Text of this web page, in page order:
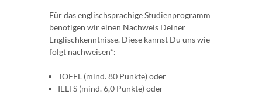
Für das englischsprachige Studienprogramm
benötigen wir einen Nachweis Deiner
Englischkenntnisse. Diese kannst Du uns wie
folgt nachweisen*:
TOEFL (mind. 80 Punkte) oder
IELTS (mind. 6,0 Punkte) oder